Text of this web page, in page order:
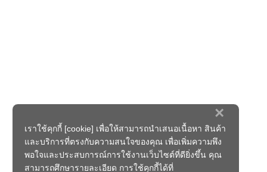
×
เราใช้คุกกี้ [cookie] เพื่อให้สามารถนำเสนอเนื้อหา สินค้า
และบริการที่ตรงกับความสนใจของคุณ เพื่อเพิ่มความพึง
พอใจและประสบการณ์การใช้งานเว็บไซต์ที่ดียิ่งขึ้น คุณ
สามารถศึกษารายละเอียด การใช้คุกกี้ได้ที่